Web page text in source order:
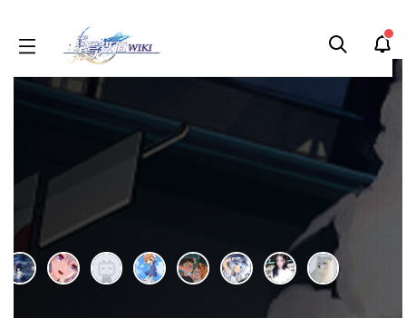
旅行者酒馆于2021年10月05日申请开通。
CC BY-NC-SA 4.0协议
，编辑权限开放。本WIKI仍在努力完善中，欢迎收藏。编辑组为
非官方民间组
，欢迎各路能人异士加入。
免责声明 反馈留言 • 交流群：1017604603
姬子 历
2026-07-30
跳
到
跳
到
页面贡献者 :
，以下为名字或内容相近的条目。